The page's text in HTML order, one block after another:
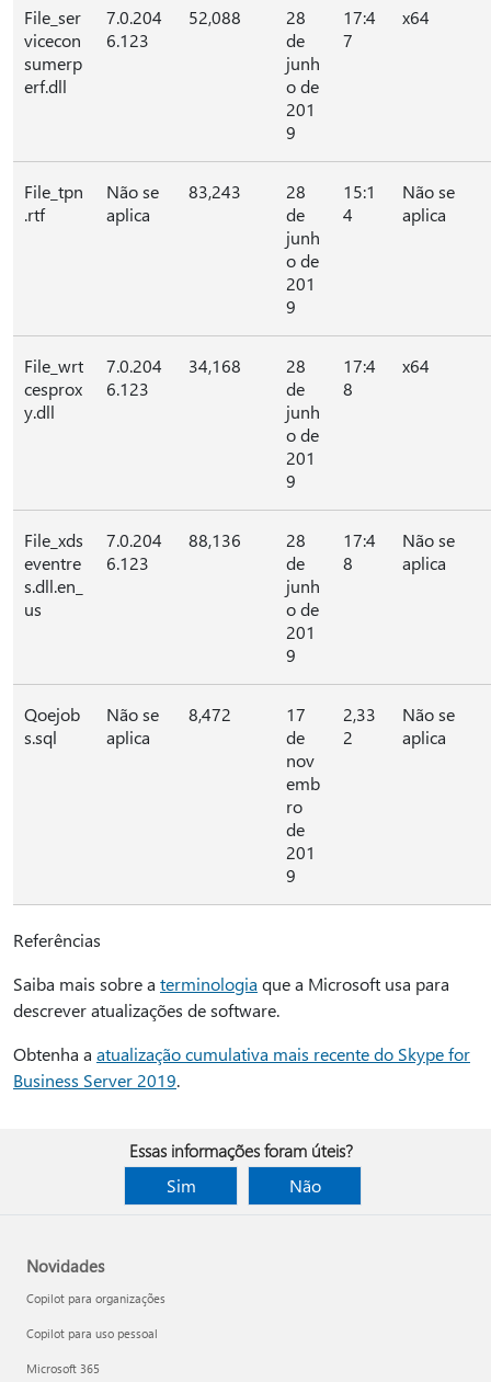
File_ser
vicecon
sumerp
erf.dll
7.0.204
6.123
52,088
28
de
junh
o de
201
9
17:4
7
x64
File_tpn
.rtf
Não se
aplica
83,243
28
de
junh
o de
201
9
15:1
4
Não se
aplica
File_wrt
cesprox
y.dll
7.0.204
6.123
34,168
28
de
junh
o de
201
9
17:4
8
x64
File_xds
eventre
s.dll.en_
us
7.0.204
6.123
88,136
28
de
junh
o de
201
9
17:4
8
Não se
aplica
Qoejob
s.sql
Não se
aplica
8,472
17
de
nov
emb
ro
de
201
9
2,33
2
Não se
aplica
Referências
Saiba mais sobre a terminologia que a Microsoft usa para
descrever atualizações de software.
Obtenha a atualização cumulativa mais recente do Skype for
Business Server 2019.
Essas informações foram úteis?
Sim
Não
Novidades
Copilot para organizações
Copilot para uso pessoal
Microsoft 365